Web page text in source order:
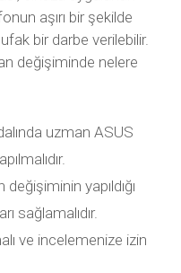
aşırı bir şekilde
ufak bir darbe verilebilir.
değişiminde nelere
uzman ASUS
yapıldığı
sağlamalıdır.
ve incelemenize izin